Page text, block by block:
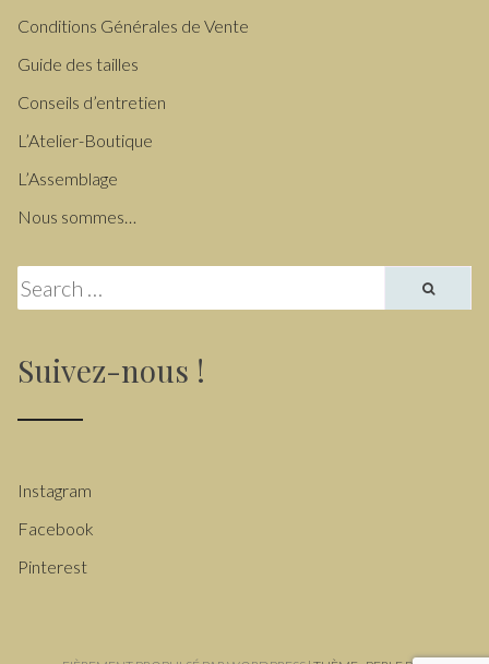
Conditions Générales de Vente
Guide des tailles
Conseils d’entretien
L’Atelier-Boutique
L’Assemblage
Nous sommes…
Search for:
Suivez-nous !
Instagram
Facebook
Pinterest